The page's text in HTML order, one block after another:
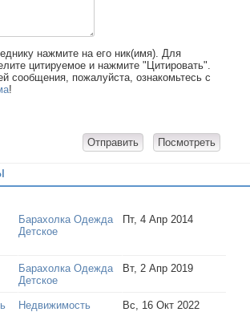
нажмите на его ник(имя). Для
цитируемое и нажмите "Цитировать".
сообщения, пожалуйста, ознакомьтесь с
!
Барахолка Одежда
Детское
Пт, 4 Апр 2014
Барахолка Одежда
Детское
Вт, 2 Апр 2019
Недвижимость
Вс, 16 Окт 2022